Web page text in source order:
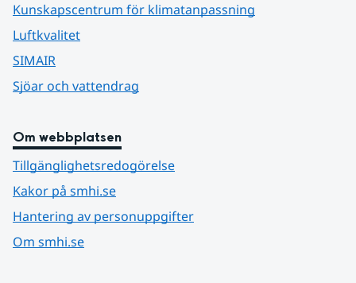
Kunskapscentrum för klimatanpassning
Luftkvalitet
SIMAIR
Sjöar och vattendrag
Om webbplatsen
Tillgänglighetsredogörelse
Kakor på smhi.se
Hantering av personuppgifter
Om smhi.se